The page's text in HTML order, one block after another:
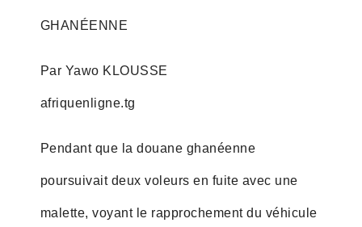
GHANÉENNE
Par Yawo KLOUSSE
afriquenligne.tg
Pendant que la douane ghanéenne
poursuivait deux voleurs en fuite avec une
malette, voyant le rapprochement du véhicule